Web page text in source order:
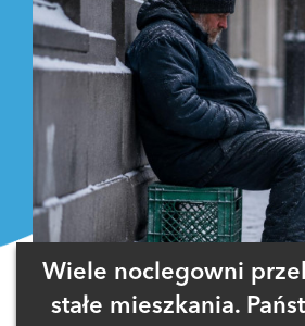
Wiele noclegowni
stałe mieszkania.